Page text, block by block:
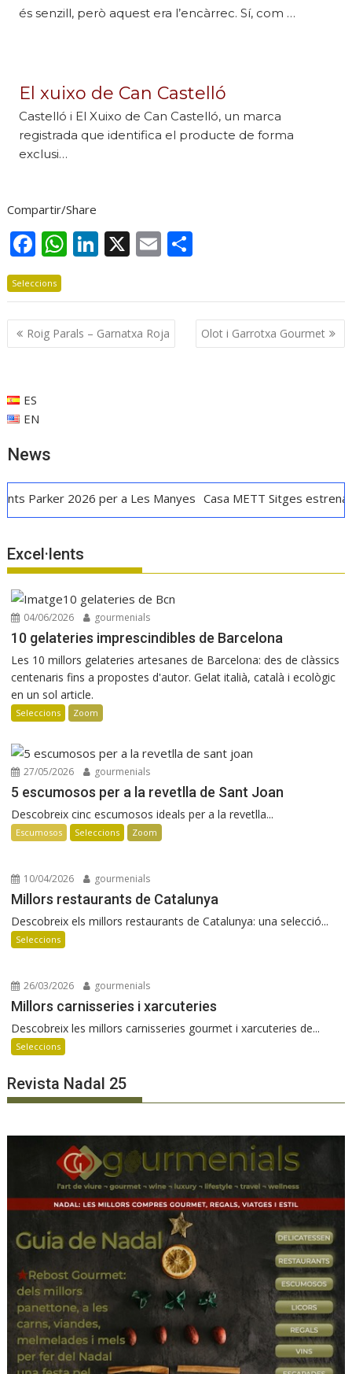
és senzill, però aquest era l’encàrrec. Sí, com …
El xuixo de Can Castelló
Castelló i El Xuixo de Can Castelló, un marca
registrada que identifica el producte de forma
exclusi…
Compartir/Share
F
ac
e
b
o
k
W
at
s
A
Li
k
e
dI
X E
ai
l
m
p
ar
Seleccions
Navegació
d'entrades
Roig Parals – Garnatxa Roja Olot i Garrotxa Gourmet
ES
EN
News
per a Les Manyes Casa METT Sitges estrena hoteleria
Excel·lents
04/06/2026 gourmenials
10 gelateries imprescindibles de Barcelona
Les 10 millors gelateries artesanes de Barcelona: des de clàssics
centenaris fins a propostes d'autor. Gelat italià, català i ecològic
en un sol article.
Seleccions Zoom
27/05/2026 gourmenials
5 escumosos per a la revetlla de Sant Joan
Descobreix cinc escumosos ideals per a la revetlla...
Escumosos Seleccions Zoom
10/04/2026 gourmenials
Millors restaurants de Catalunya
Descobreix els millors restaurants de Catalunya: una selecció...
Seleccions
26/03/2026 gourmenials
Millors carnisseries i xarcuteries
Descobreix les millors carnisseries gourmet i xarcuteries de...
Seleccions
Revista Nadal 25